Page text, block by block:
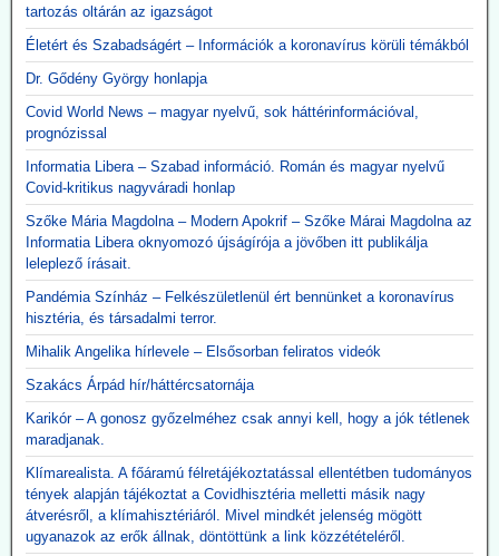
2026.05.12. JonFletwood.com: A Moderna
megerősítette, hogy új mRNS-bázisú
influenzaoltása hatszor több súlyos mellékhatást
okoz
A New England Journal of Medicine által nemrég közzétett, 3. szintű
tanulmány megerősítette, hogy a Moderna kísérleti mRNS-alapú
szezonális influenzaoltóanyaga, az mRNA-1010, a szokásos
influenzaoltásokhoz képest körülbelül hatszor gyakrabban okozott
súlyos, rövid távú mellékhatásokat, miközben a tünetekkel járó,
PCR-rel igazolt influenzaszerű megbetegedések számának abszolút
csökkenése kevesebb mint egy százalékpont volt.
Közzétevő: A szlogen az ellenkezőjére fordult.
"Hatástalan és ártalmas."
tartozás oltárán az igazságot
Életért és Szabadságért – Információk a koronavírus körüli témákból
Dr. Gődény György honlapja
Covid World News – magyar nyelvű, sok háttérinformációval,
prognózissal
Informatia Libera – Szabad információ. Román és magyar nyelvű
Covid-kritikus nagyváradi honlap
Szőke Mária Magdolna – Modern Apokrif – Szőke Márai Magdolna az
Informatia Libera oknyomozó újságírója a jövőben itt publikálja
leleplező írásait.
Pandémia Színház – Felkészületlenül ért bennünket a koronavírus
hisztéria, és társadalmi terror.
Mihalik Angelika hírlevele – Elsősorban feliratos videók
Szakács Árpád hír/háttércsatornája
Karikór – A gonosz győzelméhez csak annyi kell, hogy a jók tétlenek
maradjanak.
Klímarealista. A főáramú félretájékoztatással ellentétben tudományos
tények alapján tájékoztat a Covidhisztéria melletti másik nagy
átverésről, a klímahisztériáról. Mivel mindkét jelenség mögött
ugyanazok az erők állnak, döntöttünk a link közzétételéről.